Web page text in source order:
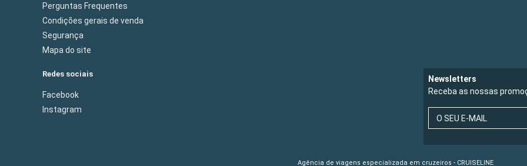
Perguntas Frequentes
Condições gerais de venda
Segurança
Mapa do site
Redes sociais
Facebook
Instagram
Newsletters
Receba as nossas
O SEU E-MAIL
Agência de viagens especializada em cruzeiros - CRUISELINE